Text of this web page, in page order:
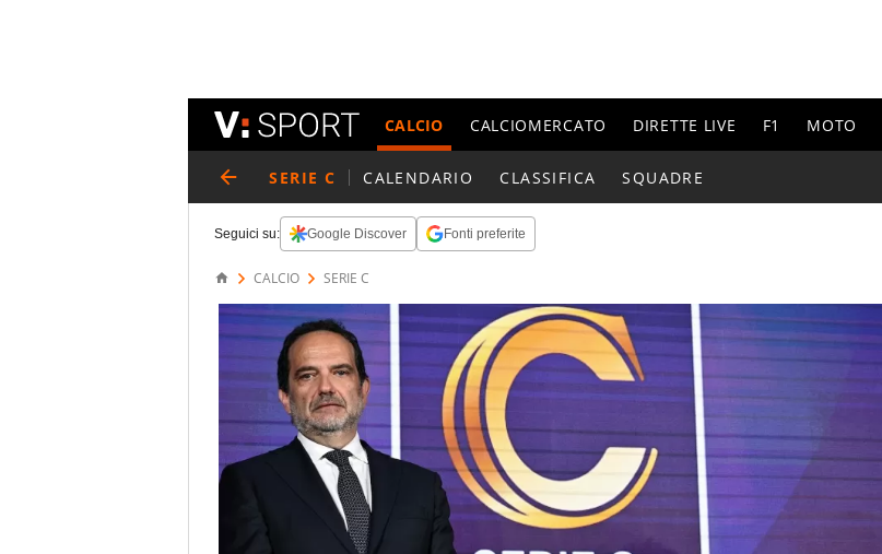
CALCIO CALCIOMERCATO DIRETTE LIVE F1 MOTO
SERIE C CALENDARIO CLASSIFICA SQUADRE
Seguici su: Google Discover Fonti preferite
CALCIO SERIE C